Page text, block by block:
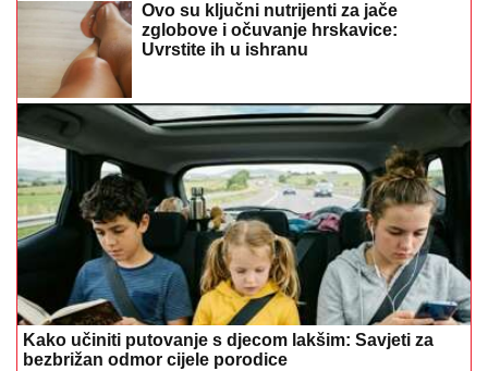
Ovo su ključni nutrijenti za jače
zglobove i očuvanje hrskavice:
Uvrstite ih u ishranu
Kako učiniti putovanje s djecom lakšim: Savjeti za
bezbrižan odmor cijele porodice